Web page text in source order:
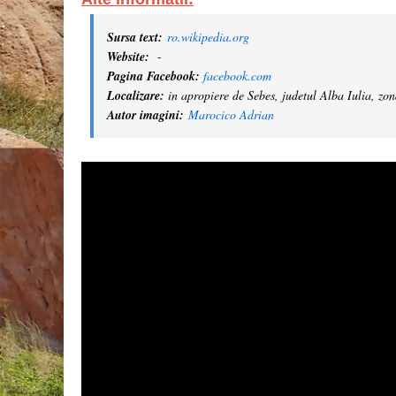
Sursa text: ro.wikipedia.org
Website: -
Pagina Facebook: facebook.com
Localizare: in apropiere de Sebes, judetul Alba Iulia,
Autor imagini: Marocico Adrian